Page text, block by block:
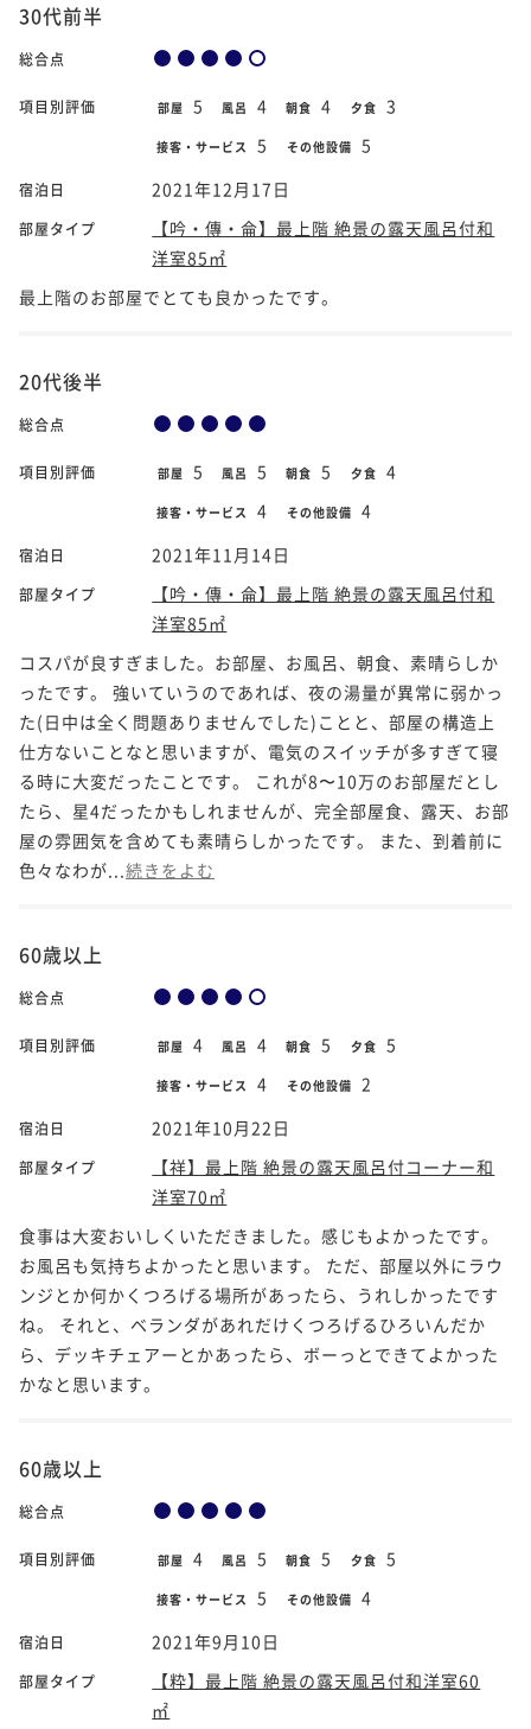
30代前半
総合点
項目別評価 部屋 5 風呂 4 朝食 4 夕食 3
接客・サービス 5 その他設備 5
宿泊日 2021年12月17日
部屋タイプ
【吟・傳・侖】最上階 絶景の露天風呂付和
洋室85㎡
最上階のお部屋でとても良かったです。
20代後半
総合点
項目別評価 部屋 5 風呂 5 朝食 5 夕食 4
接客・サービス 4 その他設備 4
宿泊日 2021年11月14日
部屋タイプ
【吟・傳・侖】最上階 絶景の露天風呂付和
洋室85㎡
コスパが良すぎました。お部屋、お風呂、朝食、素晴らしか
ったです。 強いていうのであれば、夜の湯量が異常に弱かっ
た(日中は全く問題ありませんでした)ことと、部屋の構造上
仕方ないことなと思いますが、電気のスイッチが多すぎて寝
る時に大変だったことです。 これが8〜10万のお部屋だとし
たら、星4だったかもしれませんが、完全部屋食、露天、お部
屋の雰囲気を含めても素晴らしかったです。 また、到着前に
色々なわが... 続きをよむ
60歳以上
総合点
項目別評価 部屋 4 風呂 4 朝食 5 夕食 5
接客・サービス 4 その他設備 2
宿泊日 2021年10月22日
部屋タイプ
【祥】最上階 絶景の露天風呂付コーナー和
洋室70㎡
食事は大変おいしくいただきました。感じもよかったです。
お風呂も気持ちよかったと思います。 ただ、部屋以外にラウ
ンジとか何かくつろげる場所があったら、うれしかったです
ね。 それと、ベランダがあれだけくつろげるひろいんだか
ら、デッキチェアーとかあったら、ボーっとできてよかった
かなと思います。
60歳以上
総合点
項目別評価 部屋 4 風呂 5 朝食 5 夕食 5
接客・サービス 5 その他設備 4
宿泊日 2021年9月10日
部屋タイプ
【粋】最上階 絶景の露天風呂付和洋室60
㎡